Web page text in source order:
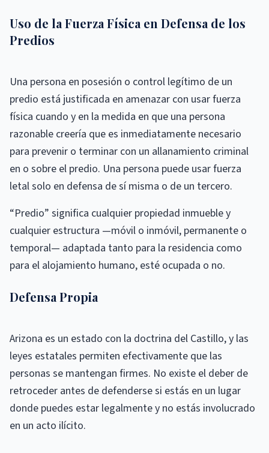
Uso de la Fuerza Física en Defensa de los
Predios
Una persona en posesión o control legítimo de un
predio está justificada en amenazar con usar fuerza
física cuando y en la medida en que una persona
razonable creería que es inmediatamente necesario
para prevenir o terminar con un allanamiento criminal
en o sobre el predio. Una persona puede usar fuerza
letal solo en defensa de sí misma o de un tercero.
“Predio” significa cualquier propiedad inmueble y
cualquier estructura —móvil o inmóvil, permanente o
temporal— adaptada tanto para la residencia como
para el alojamiento humano, esté ocupada o no.
Defensa Propia
Arizona es un estado con la doctrina del Castillo, y las
leyes estatales permiten efectivamente que las
personas se mantengan firmes. No existe el deber de
retroceder antes de defenderse si estás en un lugar
donde puedes estar legalmente y no estás involucrado
en un acto ilícito.